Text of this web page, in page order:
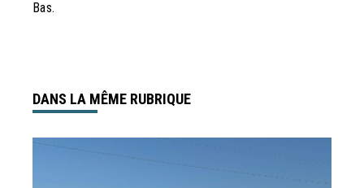
Bas.
DANS LA MÊME RUBRIQUE